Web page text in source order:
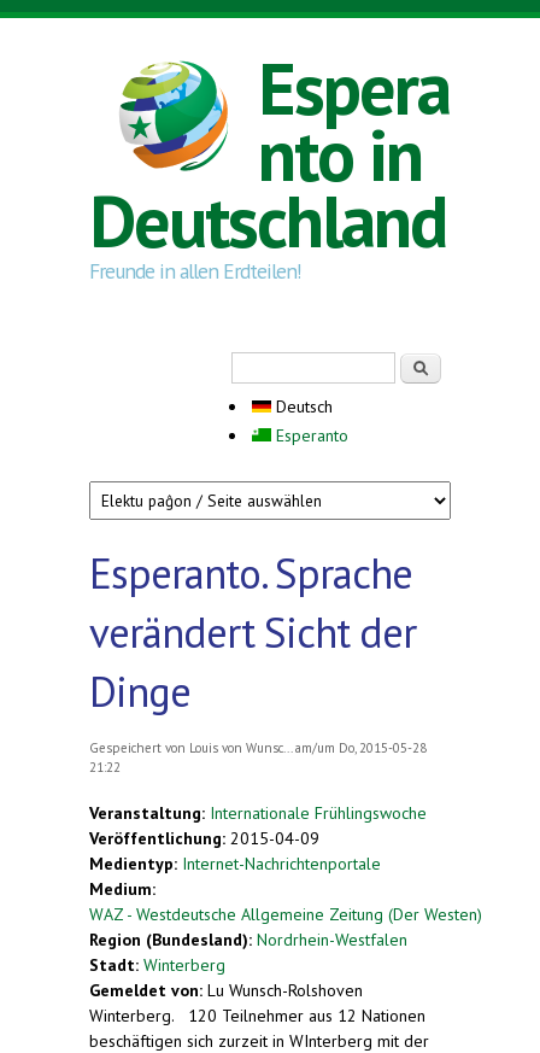
Direkt zum Inhalt
Espera
nto in
Deutschland
Freunde in allen Erdteilen!
Deutsch
Esperanto
Esperanto. Sprache
verändert Sicht der
Dinge
Gespeichert von Louis von Wunsc...
am/um Do, 2015-05-28
21:22
Veranstaltung: Internationale Frühlingswoche
Veröffentlichung: 2015-04-09
Medientyp: Internet-Nachrichtenportale
Medium:
WAZ - Westdeutsche Allgemeine Zeitung (Der Westen)
Region (Bundesland): Nordrhein-Westfalen
Stadt: Winterberg
Gemeldet von: Lu Wunsch-Rolshoven
Winterberg.
120 Teilnehmer aus 12 Nationen
beschäftigen sich zurzeit in WInterberg mit der